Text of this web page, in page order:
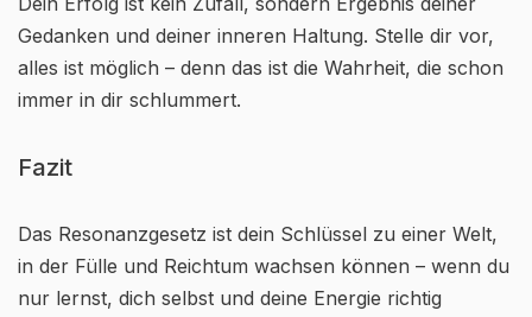
Gedanken und deiner inneren Haltung. Stelle dir vor,
alles ist möglich – denn das ist die Wahrheit, die schon
immer in dir schlummert.
Fazit
Das Resonanzgesetz ist dein Schlüssel zu einer Welt,
in der Fülle und Reichtum wachsen können – wenn du
nur lernst, dich selbst und deine Energie richtig